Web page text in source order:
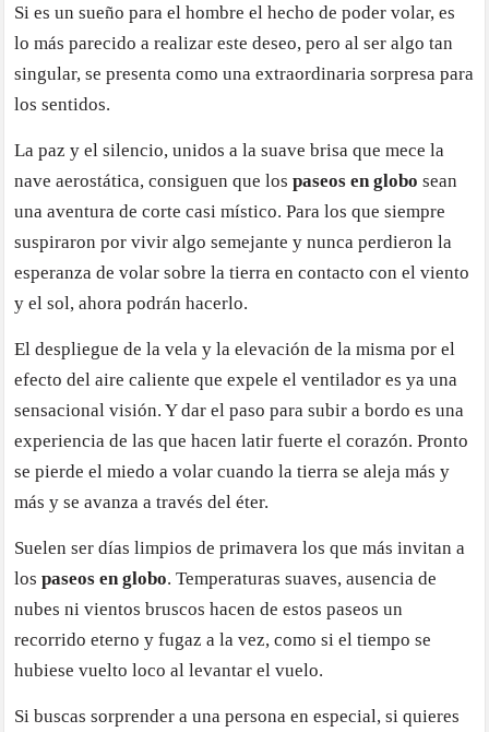
Si es un sueño para el hombre el hecho de poder volar, es
lo más parecido a realizar este deseo, pero al ser algo tan
singular, se presenta como una extraordinaria sorpresa para
los sentidos.
La paz y el silencio, unidos a la suave brisa que mece la
nave aerostática, consiguen que lospaseos en globo sean
una aventura de corte casi místico. Para los que siempre
suspiraron por vivir algo semejante y nunca perdieron la
esperanza de volar sobre la tierra en contacto con el viento
y el sol, ahora podrán hacerlo.
El despliegue de la vela y la elevación de la misma por el
efecto del aire caliente que expele el ventilador es ya una
sensacional visión. Y dar el paso para subir a bordo es una
experiencia de las que hacen latir fuerte el corazón. Pronto
se pierde el miedo a volar cuando la tierra se aleja más y
más y se avanza a través del éter.
Suelen ser días limpios de primavera los que más invitan a
lospaseos en globo. Temperaturas suaves, ausencia de
nubes ni vientos bruscos hacen de estos paseos un
recorrido eterno y fugaz a la vez, como si el tiempo se
hubiese vuelto loco al levantar el vuelo.
Si buscas sorprender a una persona en especial, si quieres